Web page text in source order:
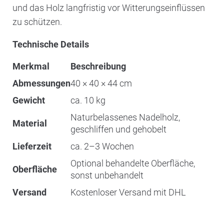
und das Holz langfristig vor Witterungseinflüssen
zu schützen.
Technische Details
Merkmal
Beschreibung
Abmessungen40 × 40 × 44 cm
Gewicht
ca. 10 kg
Material
Naturbelassenes Nadelholz,
geschliffen und gehobelt
Lieferzeit
ca. 2–3 Wochen
Oberfläche
Optional behandelte Oberfläche,
sonst unbehandelt
Versand
Kostenloser Versand mit DHL